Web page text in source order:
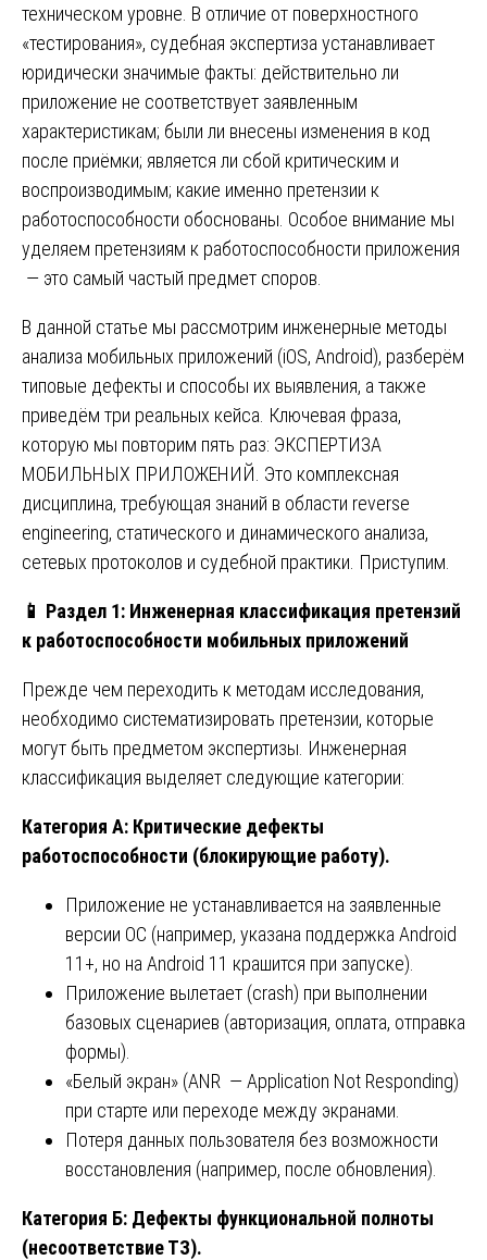
техническом уровне. В отличие от поверхностного
«тестирования», судебная экспертиза устанавливает
юридически значимые факты: действительно ли
приложение не соответствует заявленным
характеристикам; были ли внесены изменения в код
после приёмки; является ли сбой критическим и
воспроизводимым; какие именно претензии к
работоспособности обоснованы. Особое внимание мы
уделяем претензиям к работоспособности приложения
— это самый частый предмет споров.
В данной статье мы рассмотрим инженерные методы
анализа мобильных приложений (iOS, Android), разберём
типовые дефекты и способы их выявления, а также
приведём три реальных кейса. Ключевая фраза,
которую мы повторим пять раз: ЭКСПЕРТИЗА
МОБИЛЬНЫХ ПРИЛОЖЕНИЙ. Это комплексная
дисциплина, требующая знаний в области reverse
engineering, статического и динамического анализа,
сетевых протоколов и судебной практики. Приступим.
📱 Раздел 1: Инженерная классификация претензий
к работоспособности мобильных приложений
Прежде чем переходить к методам исследования,
необходимо систематизировать претензии, которые
могут быть предметом экспертизы. Инженерная
классификация выделяет следующие категории:
Категория А: Критические дефекты
работоспособности (блокирующие работу).
Приложение не устанавливается на заявленные
версии ОС (например, указана поддержка Android
11+, но на Android 11 крашится при запуске).
Приложение вылетает (crash) при выполнении
базовых сценариев (авторизация, оплата, отправка
формы).
«Белый экран» (ANR — Application Not Responding)
при старте или переходе между экранами.
Потеря данных пользователя без возможности
восстановления (например, после обновления).
Категория Б: Дефекты функциональной полноты
(несоответствие ТЗ).